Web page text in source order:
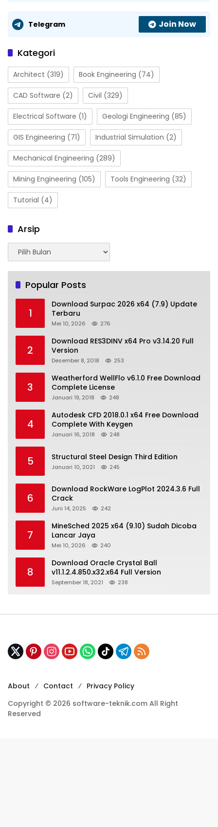
Telegram Join Now
Kategori
Architect (319) Book Engineering (74)
CAD Software (2) Civil (329)
Electrical Software (1) Geologi Engineering (85)
GIS Engineering (71) Industrial Simulation (2)
Mechanical Engineering (289)
Mining Engineering (105) Tools Engineering (32)
Tutorial (4)
Arsip
Arsip
Popular Posts
1
Download Surpac 2026 x64 (7.9) Update
Terbaru
Mei 10, 2026 276
2
Download RES3DINV x64 Pro v3.14.20 Full
Version
Desember 8, 2018 253
3
Weatherford WellFlo v6.1.0 Free Download
Complete License
Januari 19, 2018 248
4
Autodesk CFD 2018.0.1 x64 Free Download
Complete With Keygen
Januari 16, 2018 248
5 Structural Steel Design Third Edition
Januari 10, 2021 245
6
Download RockWare LogPlot 2024.3.6 Full
Crack
Juni 14, 2025 242
7
MineSched 2025 x64 (9.10) Sudah Dicoba
Lancar Jaya
Mei 10, 2026 240
8
Download Oracle Crystal Ball
v11.1.2.4.850.x32.x64 Full Version
September 18, 2021 238
About Contact
Privacy Policy
Copyright © 2026 software-teknik.com All Right
Reserved